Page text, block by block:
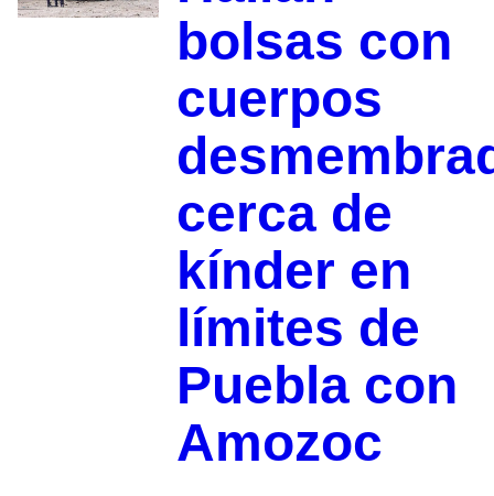
bolsas con
cuerpos
cerca de
kínder en
límites de
Puebla con
Amozoc